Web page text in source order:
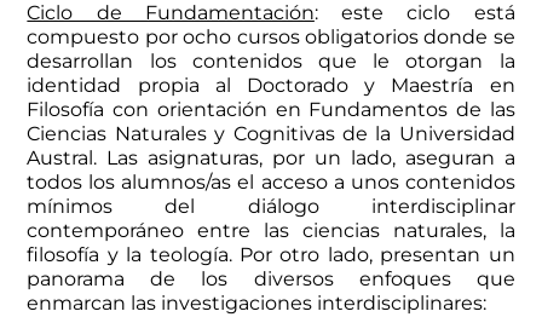
Ciclo de Fundamentación: este ciclo está
compuesto por ocho cursos obligatorios donde se
desarrollan los contenidos que le otorgan la
identidad propia al Doctorado y Maestría en
Filosofía con orientación en Fundamentos de las
Ciencias Naturales y Cognitivas de la Universidad
Austral. Las asignaturas, por un lado, aseguran a
todos los alumnos/as el acceso a unos contenidos
mínimos del diálogo interdisciplinar
contemporáneo entre las ciencias naturales, la
filosofía y la teología. Por otro lado, presentan un
panorama de los diversos enfoques que
enmarcan las investigaciones interdisciplinares: